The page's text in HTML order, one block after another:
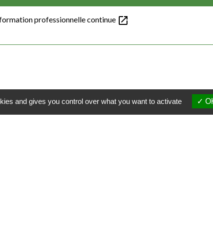
professionnelle continue open_in_new
Contacts
and gives you control over what you want to activate